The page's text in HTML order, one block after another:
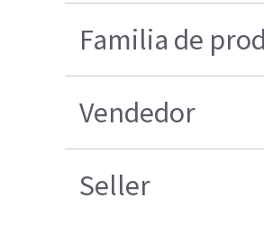
Familia de
Vendedor
Seller